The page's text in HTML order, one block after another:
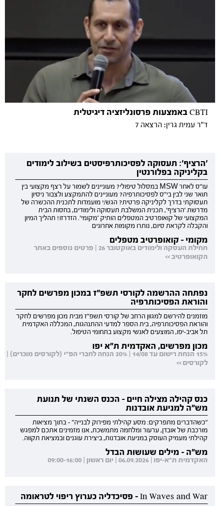
CBTI באמצעות פרסונליזציה דיגיטלית
ד"ר עמית גרין: הרצאה 7
'הרציף': תעסוקה לפסיכותרפיסטים בשילוב לימודים
בקליניקה בפלורנטין
עו"ס לאחר MSW במסלול טיפולי? מעוניינים לשמור על רצף מקצועי בין
תואר שני לבין בי"ס לפסיכותרפיה? מעוניינים להתמקצע ולצבור ניסיון
תעסוקתי בדרך לקליניקה פרטית? הגש/י מועמדות לתכנית ההכשרה של
מדרשת 'הרציף', תכנית המשלבת תעסוקה ולימודים, בחסות הבית
המקצועי של קואופרטיב המטפלים הותיק 'מקומי'. הזדרזו! תהליך המיון
והקבלה לקראת סיום, נותרו מקומות אחרונים
מקומי - קואופרטיב מטפלים
תחילת העסקה ולימודים באוקטובר 26 | פרטים נוספים באתר
הקואופרטיב >>
נפתחה ההרשמה לקורסי תשפ"ז במכון מפרשים לחקר
והוראת הפסיכותרפיה
מוזמנים להירשם למגוון הרחב של קורסי תשפ"ז מבית מכון מפרשים לחקר
והוראת הפסיכותרפיה, בית הספר למדעי ההתנהגות, המכללה האקדמית
תל אביב-יפו, המוצעים לאנשי מקצוע בתחומי הטיפול.
מכון מפרשים, האקדמית ת"א יפו
15% הנחת רישום עד 14/08 | 20% הנחה לחברי הפ"י (לקורסים מוכרים) |
לקורסים >>
כנס קהילה מצילה חיים - הכנס השנתי של תנועת
מש"ה למניעת אובדנות
"כשהדברים מתפרקים: מסע קהילתי מפירוק לבנייה" - בתוך מציאות
מורכבת של אובדן, ערעור ומלחמה מתמשכת, אנו מזמינים אתכם למפגש
קהילתי מעמיק העוסק במניעת אובדנות, ביצירת עוגנים ובמציאת תקווה.
מש"ה - מילים שעושות הבדל
האקדמית ת"א-יפו | 06.09.2026 | יום ראשון | 09:00-16:00
In Waves and War - פסיכדליה כערוץ ריפוי לטראומה